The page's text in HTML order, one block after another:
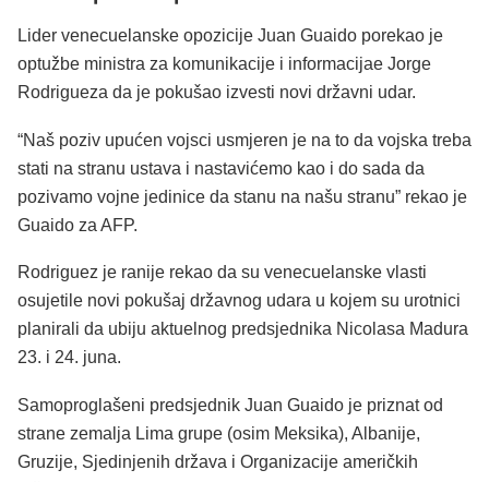
Lider venecuelanske opozicije Juan Guaido porekao je
optužbe ministra za komunikacije i informacijae Jorge
Rodrigueza da je pokušao izvesti novi državni udar.
“Naš poziv upućen vojsci usmjeren je na to da vojska treba
stati na stranu ustava i nastavićemo kao i do sada da
pozivamo vojne jedinice da stanu na našu stranu” rekao je
Guaido za AFP.
Rodriguez je ranije rekao da su venecuelanske vlasti
osujetile novi pokušaj državnog udara u kojem su urotnici
planirali da ubiju aktuelnog predsjednika Nicolasa Madura
23. i 24. juna.
Samoproglašeni predsjednik Juan Guaido je priznat od
strane zemalja Lima grupe (osim Meksika), Albanije,
Gruzije, Sjedinjenih država i Organizacije američkih